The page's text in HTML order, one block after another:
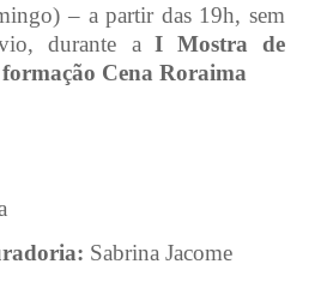
– a partir das 19h, sem
durante a I Mostra de
Cena Roraima
Sabrina Jacome